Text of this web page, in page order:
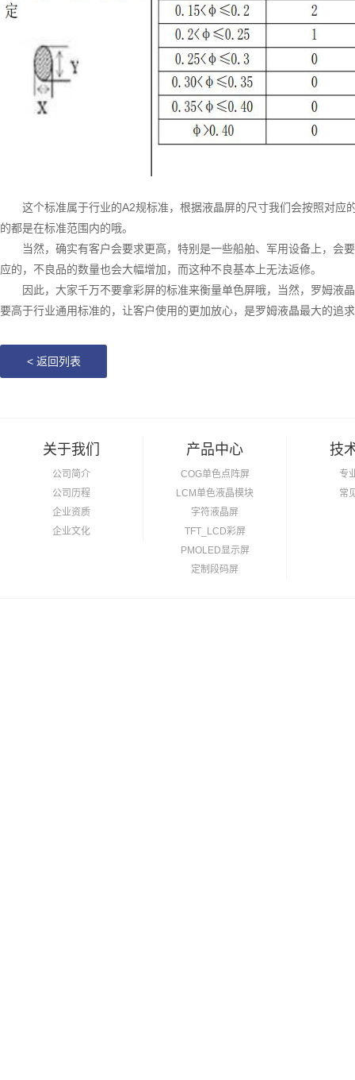
这个标准属于行业的A2规标准，根据液晶屏的尺寸我们会按照对应
的都是在标准范围内的哦。
当然，确实有客户会要求更高，特别是一些船舶、军用设备上，会
应的，不良品的数量也会大幅增加，而这种不良基本上无法返修。
因此，大家千万不要拿彩屏的标准来衡量单色屏哦，当然，罗姆液
要高于行业通用标准的，让客户使用的更加放心，是罗姆液晶最大的追
< 返回列表
关于我们
公司简介
公司历程
企业资质
企业文化
产品中心
COG单色点阵屏
LCM单色液晶模块
字符液晶屏
TFT_LCD彩屏
PMOLED显示屏
定制段码屏
技
专
常